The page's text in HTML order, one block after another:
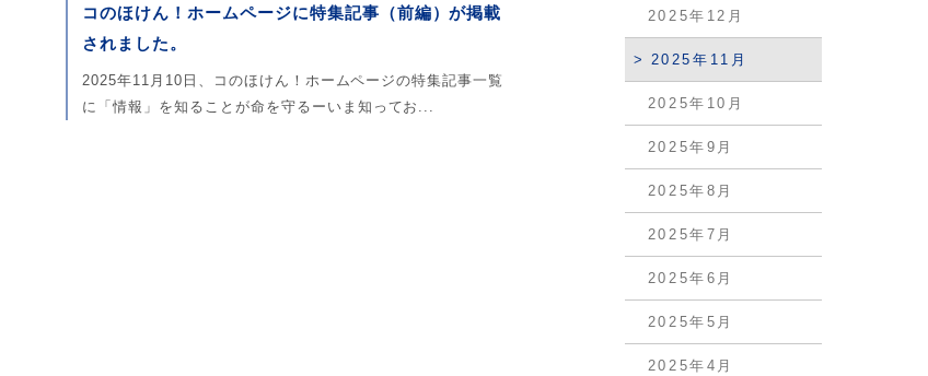
コのほけん！ホームページに特集記事（前編）が掲載
されました。
2025年11月10日、コのほけん！ホームページの特集記事一覧
に「情報」を知ることが命を守るーいま知ってお...
2025年12月
2025年11月
2025年10月
2025年9月
2025年8月
2025年7月
2025年6月
2025年5月
2025年4月